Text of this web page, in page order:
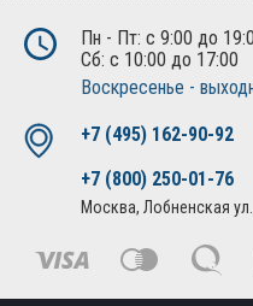
Пн - Пт: с 9:00 до
Сб: с 10:00 до 17:00
Воскресенье -
+7 (495) 162-90-92
+7 (800) 250-01-76
Москва, Лобненская